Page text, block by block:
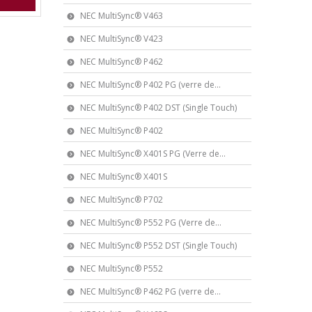
NEC MultiSync® V463
NEC MultiSync® V423
NEC MultiSync® P462
NEC MultiSync® P402 PG (verre de...
NEC MultiSync® P402 DST (Single Touch)
NEC MultiSync® P402
NEC MultiSync® X401S PG (Verre de...
NEC MultiSync® X401S
NEC MultiSync® P702
NEC MultiSync® P552 PG (Verre de...
NEC MultiSync® P552 DST (Single Touch)
NEC MultiSync® P552
NEC MultiSync® P462 PG (verre de...